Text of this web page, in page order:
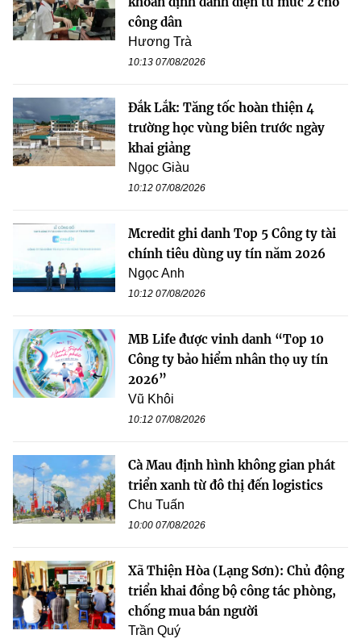
công dân
Hương Trà
10:13 07/08/2026
Đắk Lắk: Tăng tốc hoàn thiện 4
trường học vùng biên trước ngày
khai giảng
Ngọc Giàu
10:12 07/08/2026
Mcredit ghi danh Top 5 Công ty tài
chính tiêu dùng uy tín năm 2026
Ngọc Anh
10:12 07/08/2026
MB Life được vinh danh “Top 10
Công ty bảo hiểm nhân thọ uy tín
2026”
Vũ Khôi
10:12 07/08/2026
Cà Mau định hình không gian phát
triển xanh từ đô thị đến logistics
Chu Tuấn
10:00 07/08/2026
Xã Thiện Hòa (Lạng Sơn): Chủ động
triển khai đồng bộ công tác phòng,
chống mua bán người
Trần Quý